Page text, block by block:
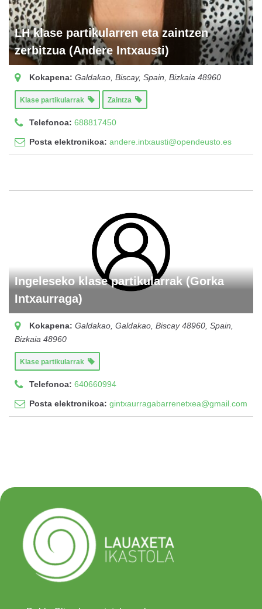
LH klase partikularren eta zaintzen
zerbitzua (Andere Intxausti)
Kokapena: Galdakao, Biscay, Spain, Bizkaia 48960
Klase partikularrak Zaintza
Telefonoa: 688817450
Posta elektronikoa: andere.intxausti@opendeusto.es
Ingeleseko klase partikularrak (Gorka
Intxaurraga)
Kokapena: Galdakao, Galdakao, Biscay 48960, Spain,
Bizkaia 48960
Klase partikularrak
Telefonoa: 640660994
Posta elektronikoa: gintxaurragabarrenetxea@gmail.com